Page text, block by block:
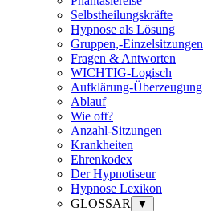
Selbstheilungskräfte
Hypnose als Lösung
Gruppen,-Einzelsitzungen
Fragen & Antworten
WICHTIG-Logisch
Aufklärung-Überzeugung
Ablauf
Wie oft?
Anzahl-Sitzungen
Krankheiten
Ehrenkodex
Der Hypnotiseur
Hypnose Lexikon
GLOSSAR
▼